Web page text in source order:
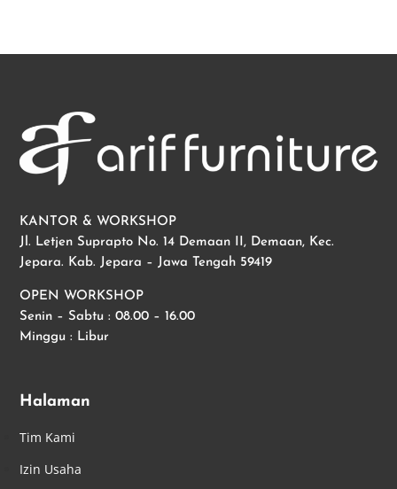
KANTOR & WORKSHOP
Jl. Letjen Suprapto No. 14 Demaan II, Demaan, Kec.
Jepara. Kab. Jepara – Jawa Tengah 59419
OPEN WORKSHOP
Senin – Sabtu : 08.00 – 16.00
Minggu : Libur
Halaman
Tim Kami
Izin Usaha